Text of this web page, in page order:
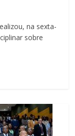
na sexta-
sobre